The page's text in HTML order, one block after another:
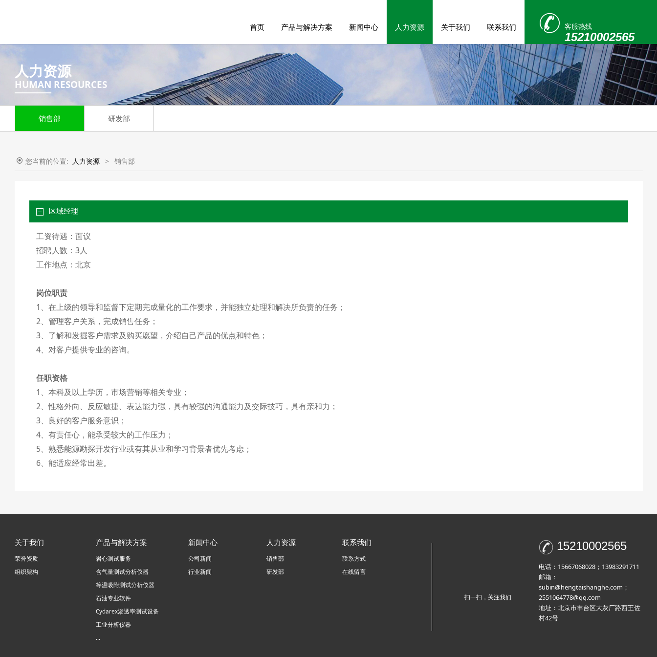
客服热线
15210002565
首页 产品与解决方案 新闻中心 人力资源 关于我们 联系我们
人力资源
HUMAN RESOURCES
销售部 研发部
您当前的位置: 人力资源 > 销售部
区域经理
工资待遇：面议
招聘人数：3人
工作地点：北京
岗位职责
1、在上级的领导和监督下定期完成量化的工作要求，并能独立处理和解决所负责的任务；
2、管理客户关系，完成销售任务；
3、了解和发掘客户需求及购买愿望，介绍自己产品的优点和特色；
4、对客户提供专业的咨询。
任职资格
1、本科及以上学历，市场营销等相关专业；
2、性格外向、反应敏捷、表达能力强，具有较强的沟通能力及交际技巧，具有亲和力；
3、良好的客户服务意识；
4、有责任心，能承受较大的工作压力；
5、熟悉能源勘探开发行业或有其从业和学习背景者优先考虑；
6、能适应经常出差。
关于我们
荣誉资质
组织架构
产品与解决方案
岩心测试服务
含气量测试分析仪器
等温吸附测试分析仪器
石油专业软件
Cydarex渗透率测试设备
工业分析仪器
...
新闻中心
公司新闻
行业新闻
人力资源
销售部
研发部
联系我们
联系方式
在线留言
扫一扫，关注我们
15210002565
电话：15667068028；13983291711
邮箱：
subin@hengtaishanghe.com；
2551064778@qq.com
地址：北京市丰台区大灰厂路西王佐
村42号